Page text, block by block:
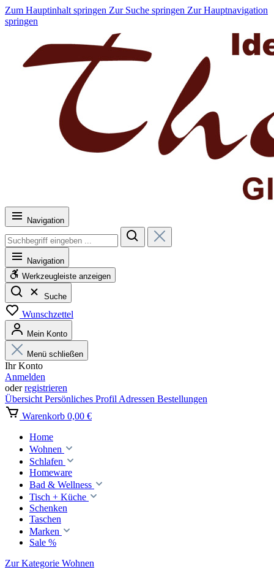
Zum Hauptinhalt springen Zur Suche springen Zur Hauptnavigation
springen
Navigation
Navigation
Werkzeugleiste anzeigen
Suche
Wunschzettel
Mein Konto
Menü schließen
Ihr Konto
Anmelden
oderregistrieren
Übersicht Persönliches Profil Adressen Bestellungen
Warenkorb 0,00 €
Home
Wohnen
Schlafen
Homeware
Bad & Wellness
Tisch + Küche
Schenken
Taschen
Marken
Sale %
Zur Kategorie Wohnen